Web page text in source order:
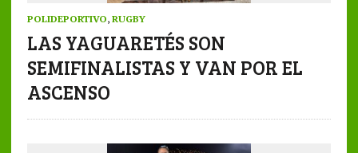
POLIDEPORTIVO, RUGBY
LAS YAGUARETÉS SON
SEMIFINALISTAS Y VAN POR EL
ASCENSO